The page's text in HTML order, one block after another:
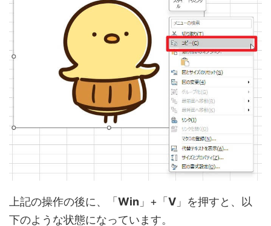
上記の操作の後に、「 Win 」+「 V 」を押すと、以
下のような状態になっています。